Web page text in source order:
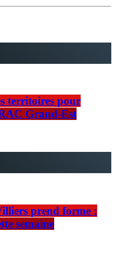
territoires pour
Grand-Est
prend forme :
semaine